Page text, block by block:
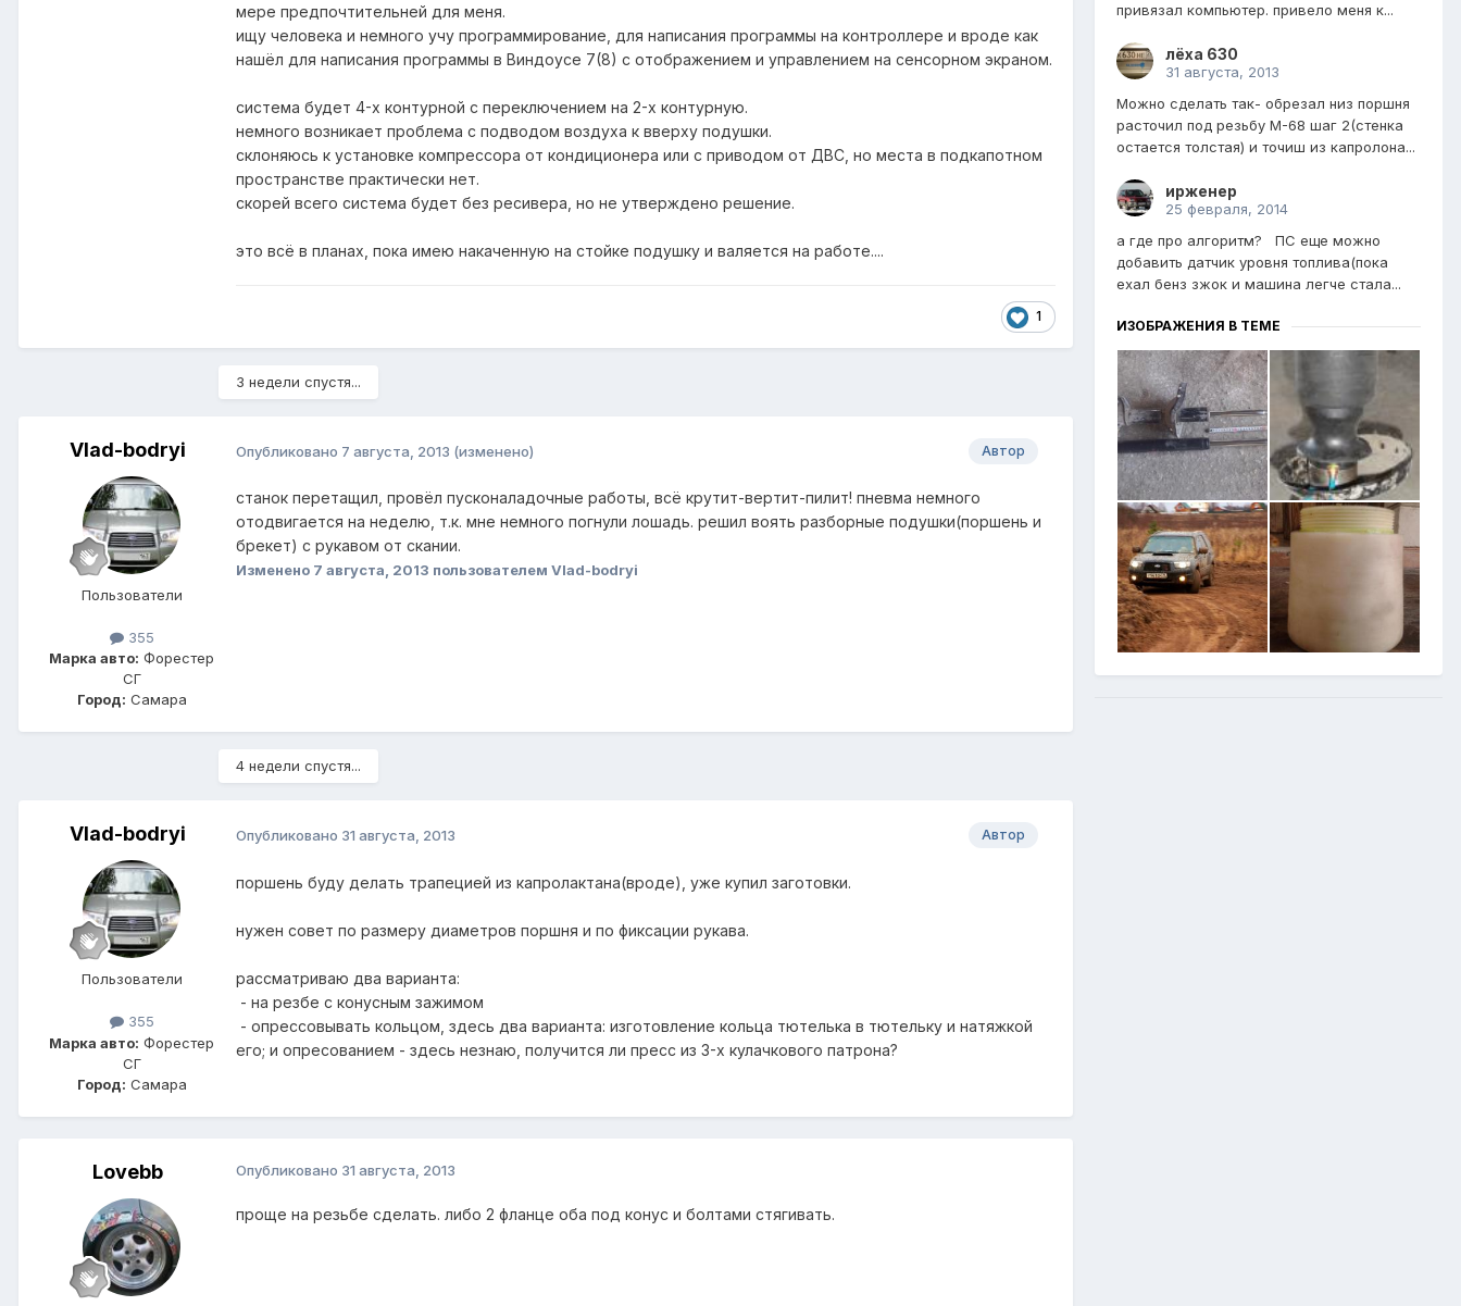
мере предпочтительней для меня.
ищу человека и немного учу программирование, для написания программы на контроллере и вроде как
нашёл для написания программы в Виндоусе 7(8) с отображением и управлением на сенсорном экраном.
система будет 4-х контурной с переключением на 2-х контурную.
немного возникает проблема с подводом воздуха к вверху подушки.
склоняюсь к установке компрессора от кондиционера или с приводом от ДВС, но места в подкапотном
пространстве практически нет.
скорей всего система будет без ресивера, но не утверждено решение.
это всё в планах, пока имею накаченную на стойке подушку и валяется на работе....
1
3 недели спустя...
Vlad-bodryi
Пользователи
355
Марка авто: Форестер
СГ
Город: Самара
Автор
Опубликовано 7 августа, 2013 (изменено)
станок перетащил, провёл пусконаладочные работы, всё крутит-вертит-пилит! пневма немного
отодвигается на неделю, т.к. мне немного погнули лошадь. решил воять разборные подушки(поршень и
брекет) с рукавом от скании.
Изменено 7 августа, 2013 пользователем Vlad-bodryi
4 недели спустя...
Vlad-bodryi
Пользователи
355
Марка авто: Форестер
СГ
Город: Самара
Автор
Опубликовано 31 августа, 2013
поршень буду делать трапецией из капролактана(вроде), уже купил заготовки.
нужен совет по размеру диаметров поршня и по фиксации рукава.
рассматриваю два варианта:
- на резбе с конусным зажимом
- опрессовывать кольцом, здесь два варианта: изготовление кольца тютелька в тютельку и натяжкой
его; и опресованием - здесь незнаю, получится ли пресс из 3-х кулачкового патрона?
Lovebb Опубликовано 31 августа, 2013
проще на резьбе сделать. либо 2 фланце оба под конус и болтами стягивать.
привязал компьютер. привело меня к...
лёха 630
31 августа, 2013
Можно сделать так- обрезал низ поршня
расточил под резьбу М-68 шаг 2(стенка
остается толстая) и точиш из капролона...
ирженер
25 февраля, 2014
а где про алгоритм? ПС еще можно
добавить датчик уровня топлива(пока
ехал бенз зжок и машина легче стала...
ИЗОБРАЖЕНИЯ В ТЕМЕ